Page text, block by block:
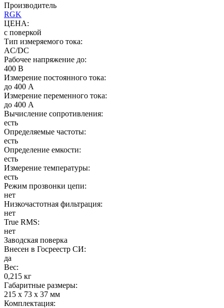
Производитель
RGK
ЦЕНА:
с поверкой
Тип измеряемого тока:
AC/DC
Рабочее напряжение до:
400 В
Измерение постоянного тока:
до 400 А
Измерение переменного тока:
до 400 А
Вычисление сопротивления:
есть
Определяемые частоты:
есть
Определение емкости:
есть
Измерение температуры:
есть
Режим прозвонки цепи:
нет
Низкочастотная фильтрация:
нет
True RMS:
нет
Заводская поверка
Внесен в Госреестр СИ:
да
Вес:
0,215 кг
Габаритные размеры:
215 x 73 x 37 мм
Комплектация: